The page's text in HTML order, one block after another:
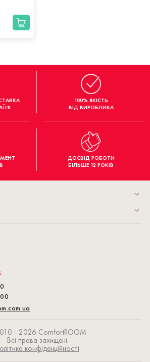
100% ЯКІСТЬ
ВІД ВИРОБНИКА
ДОСВІД РОБОТИ
БІЛЬШЕ 12 РОКІВ
- 2026 СomfortROOM
Всі права захищені
конфіденційності